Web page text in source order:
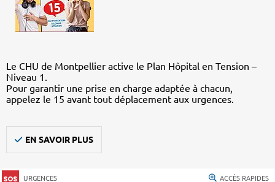
Le CHU de Montpellier active le Plan Hôpital en Tension –
Niveau 1.
Pour garantir une prise en charge adaptée à chacun,
appelez le 15 avant tout déplacement aux urgences.
EN SAVOIR PLUS
URGENCES ACCÈS RAPIDES